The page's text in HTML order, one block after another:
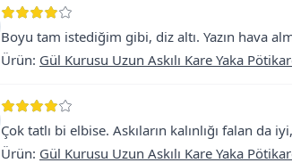
Boyu tam istediğim gibi, diz altı. Yazın hava
Ürün: Gül Kurusu Uzun Askılı Kare Yaka
Çok tatlı bi elbise. Askıların kalınlığı falan da
Ürün: Gül Kurusu Uzun Askılı Kare Yaka